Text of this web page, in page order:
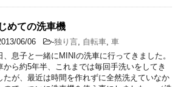
めての洗車機
06/06 -独り言 自転車 車
、息子と一緒にMINIの洗車に行ってきました。
から約5年半、これまでは毎回手洗いをしてき
たが、最近は時間を作れずに全然洗えていなか